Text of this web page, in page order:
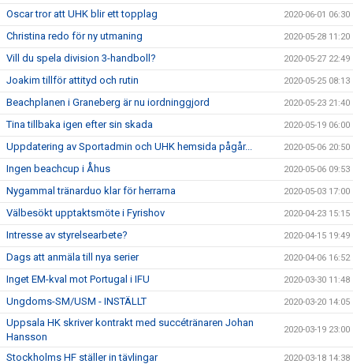
Oscar tror att UHK blir ett topplag 2020-06-01 06:30
Christina redo för ny utmaning 2020-05-28 11:20
Vill du spela division 3-handboll? 2020-05-27 22:49
Joakim tillför attityd och rutin 2020-05-25 08:13
Beachplanen i Graneberg är nu iordninggjord 2020-05-23 21:40
Tina tillbaka igen efter sin skada 2020-05-19 06:00
Uppdatering av Sportadmin och UHK hemsida pågår... 2020-05-06 20:50
Ingen beachcup i Åhus 2020-05-06 09:53
Nygammal tränarduo klar för herrarna 2020-05-03 17:00
Välbesökt upptaktsmöte i Fyrishov 2020-04-23 15:15
Intresse av styrelsearbete? 2020-04-15 19:49
Dags att anmäla till nya serier 2020-04-06 16:52
Inget EM-kval mot Portugal i IFU 2020-03-30 11:48
Ungdoms-SM/USM - INSTÄLLT 2020-03-20 14:05
Uppsala HK skriver kontrakt med succétränaren Johan
Hansson
2020-03-19 23:00
Stockholms HF ställer in tävlingar 2020-03-18 14:38